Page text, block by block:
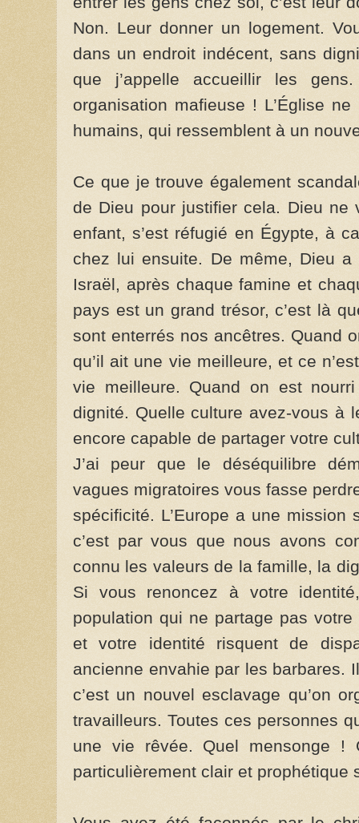
Non. Leur donner un logement.
dans un endroit indécent, sans
que j’appelle accueillir les
organisation mafieuse ! L’Église
humains, qui ressemblent à un
Ce que je trouve également
de Dieu pour justifier cela. Dieu ne
enfant, s’est réfugié en Égypte, à
chez lui ensuite. De même, Dieu
Israël, après chaque famine et
pays est un grand trésor, c’est là
sont en­terrés nos ancêtres. Quand
qu’il ait une vie meilleure, et ce
vie meilleure. Quand on est
dignité. Quelle culture avez-vous à
encore ca­pable de partager votre
J’ai peur que le déséquilibre
vagues migratoires vous fasse
spécificité. L’Europe a une
c’est par vous que nous avons
connu les valeurs de la famille, la
Si vous renon­cez à votre
population qui ne partage pas
et votre identité risquent de
ancienne enva­hie par les barbares.
c’est un nouvel esclavage qu’on
travailleurs. Toutes ces personnes
une vie rêvée. Quel mensonge
particulièrement clair et prophétique